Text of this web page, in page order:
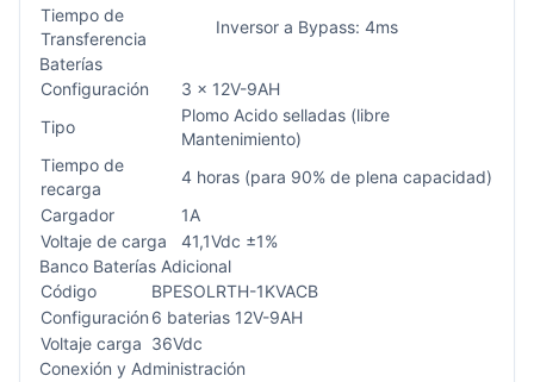
Tiempo de
Transferencia
Inversor a Bypass: 4ms
Baterías
Configuración
3 x 12V-9AH
Tipo
Plomo Acido selladas (libre
Mantenimiento)
Tiempo de
recarga
4 horas (para 90% de plena capacidad)
Cargador
1A
Voltaje de carga
41,1Vdc ±1%
Banco Baterías Adicional
Código
BPESOLRTH-1KVACB
Configuración 6 baterias 12V-9AH
Voltaje carga 36Vdc
Conexión y Administración